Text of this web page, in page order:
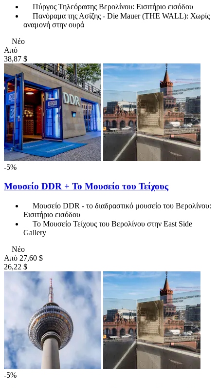
Πύργος Τηλεόρασης Βερολίνου: Εισιτήριο εισόδου
Πανόραμα της Ασίζης - Die Mauer (THE WALL): Χωρίς
αναμονή στην ουρά
Νέο
Από
38,87 $
-5%
Μουσείο DDR + Το Μουσείο του Τείχους
Μουσείο DDR - το διαδραστικό μουσείο του Βερολίνου:
Εισιτήριο εισόδου
Το Μουσείο Τείχους του Βερολίνου στην East Side
Gallery
Νέο
Από 27,60 $
26,22 $
-5%